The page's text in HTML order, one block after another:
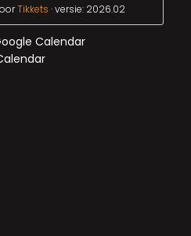
Tikkets · versie: 2026.02
Calendar